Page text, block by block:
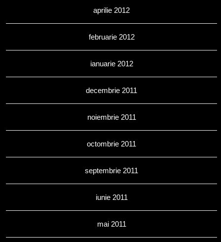
aprilie 2012
februarie 2012
ianuarie 2012
decembrie 2011
noiembrie 2011
octombrie 2011
septembrie 2011
iunie 2011
mai 2011